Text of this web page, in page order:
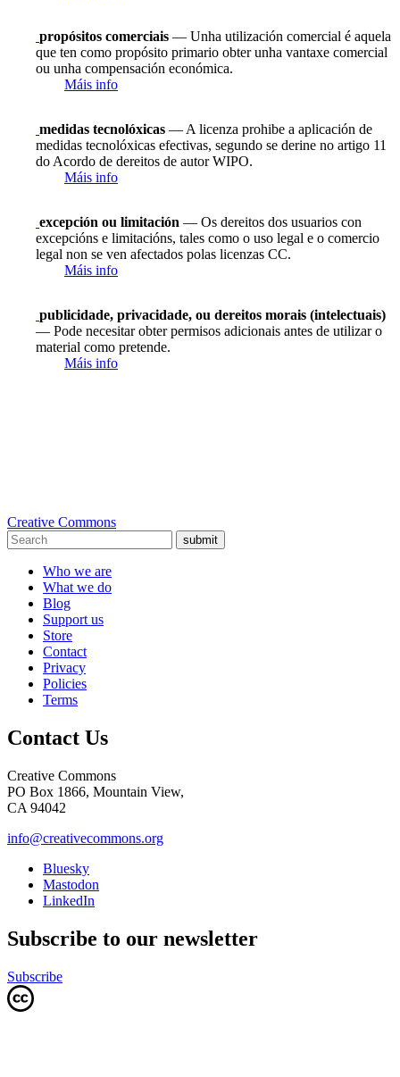
propósitos comerciais — Unha utilización comercial é aquela
que ten como propósito primario obter unha vantaxe comercial
ou unha compensación económica.
Máis info
medidas tecnolóxicas — A licenza prohibe a aplicación de
medidas tecnolóxicas efectivas, segundo se derine no artigo 11
do Acordo de dereitos de autor WIPO.
Máis info
excepción ou limitación — Os dereitos dos usuarios con
excepcións e limitacións, tales como o uso legal e o comercio
legal non se ven afectados polas licenzas CC.
Máis info
publicidade, privacidade, ou dereitos morais (intelectuais)
— Pode necesitar obter permisos adicionais antes de utilizar o
material como pretende.
Máis info
Creative Commons
submit
Who we are
What we do
Blog
Support us
Store
Contact
Privacy
Policies
Terms
Contact Us
Creative Commons
PO Box 1866, Mountain View,
CA 94042
info@creativecommons.org
Bluesky
Mastodon
LinkedIn
Subscribe to our newsletter
Subscribe